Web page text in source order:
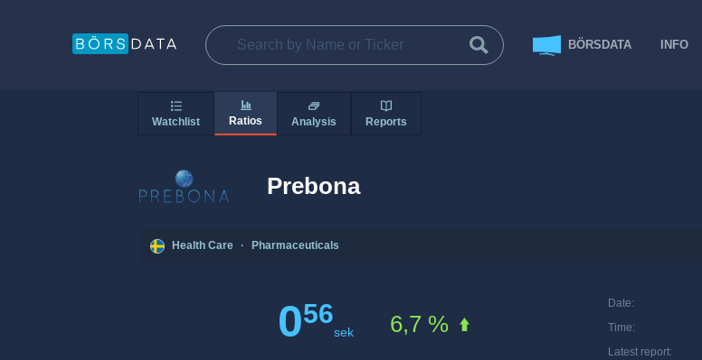
BÖRSDATA INFO
Watchlist Ratios Analysis Reports
Prebona
Health Care · Pharmaceuticals
056
sek 6,7 %
Date:
Time:
Latest report: